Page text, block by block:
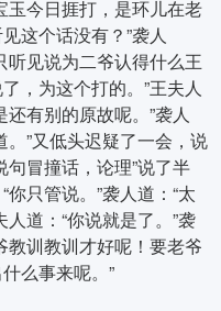
玉今日捱打，是环儿在老
这个话没有？”袭人
听见说为二爷认得什么王
，为这个打的。”王夫人
有别的原故呢。”袭人
”又低头迟疑了一会，说
冒撞话，论理”说了半
只管说。”袭人道：“太
道：“你说就是了。”袭
教训教训才好呢！要老爷
么事来呢。”